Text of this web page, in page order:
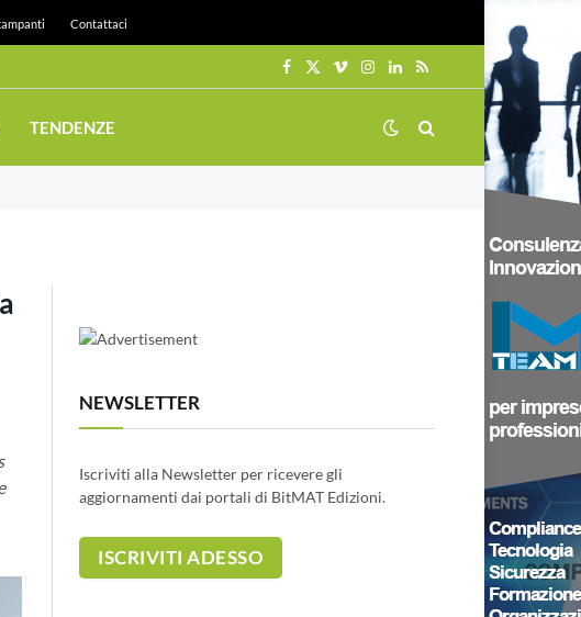
Contattaci
Facebook
X
VimeoInstagram
LinkedIn
RSS
TENDENZE
NEWSLETTER
Iscriviti alla Newsletter per ricevere gli
aggiornamenti dai portali di BitMAT Edizioni.